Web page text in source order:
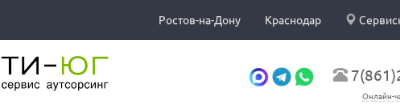
Ростов-на-Дону Краснодар
Онлайн-